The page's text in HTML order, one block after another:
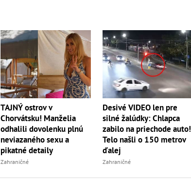
TAJNÝ ostrov v
Chorvátsku! Manželia
odhalili dovolenku plnú
neviazaného sexu a
pikatné detaily
Zahraničné
Desivé VIDEO len pre
silné žalúdky: Chlapca
zabilo na priechode auto!
Telo našli o 150 metrov
ďalej
Zahraničné